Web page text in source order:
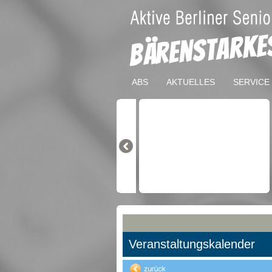
ABS AKTUELLES SERVICE
Veranstaltungskalender